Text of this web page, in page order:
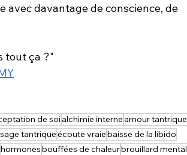
avec davantage de conscience, de
tout ça ?"
de soi alchimie interne amour tantrique
tantriqueécoute vraiebaisse de la libido
hormonesbouffées de chaleurbrouillard mental